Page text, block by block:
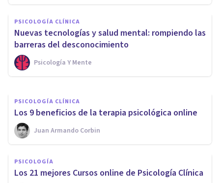
PSICOLOGÍA CLÍNICA
Nuevas tecnologías y salud mental: rompiendo las
barreras del desconocimiento
Psicología Y Mente
¿Por qué la terapia online es
cada vez más popular?
El Prado Psicólogos
PSICOLOGÍA CLÍNICA
​Los 9 beneficios de la terapia psicológica online
Juan Armando Corbin
PSICOLOGÍA
Los 21 mejores Cursos online de Psicología Clínica